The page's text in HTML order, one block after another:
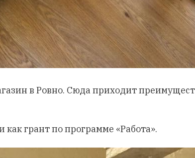
в Ровно. Сюда приходит
грант по программе «Работа».